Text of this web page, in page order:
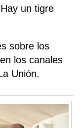
un tigre
sobre los
los canales
Unión.